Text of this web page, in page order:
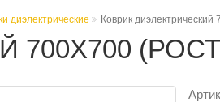
диэлектрические Коврик
700Х700